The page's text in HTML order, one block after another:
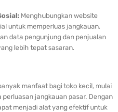
Menghubungkan website
untuk memperluas jangkauan.
data pengunjung dan penjualan
lebih tepat sasaran.
manfaat bagi toko kecil, mulai
jangkauan pasar. Dengan
menjadi alat yang efektif untuk